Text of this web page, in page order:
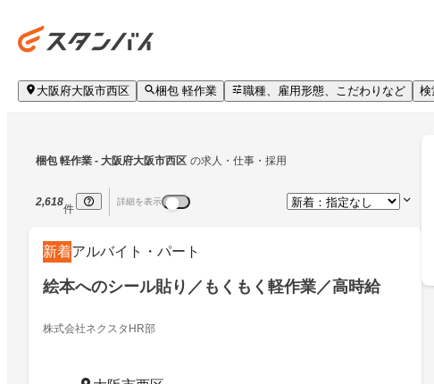
大阪府大阪市西区 梱包 軽作業 職種、雇用形態、こだわりなど 検
梱包 軽作業 - 大阪府大阪市西区 の求人・仕事・採用
2,618
件
詳細を表示
新着アルバイト・パート
絵本へのシール貼り／もくもく軽作業／高時給
株式会社ネクスタHR部